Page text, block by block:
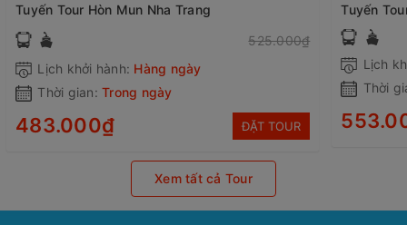
Tuyến Tour Hòn Mun Nha Trang
525.000₫
Lịch khởi hành: Hàng ngày
Thời gian: Trong ngày
483.000₫ ĐẶT TOUR
Tuyến
Lịch
Thời
Xem tất cả Tour